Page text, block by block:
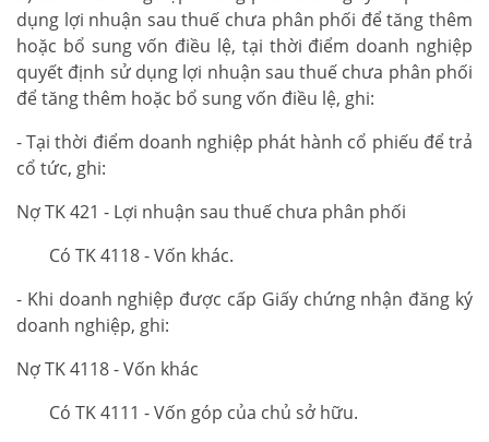
dụng lợi nhuận sau thuế chưa phân phối để tăng thêm
hoặc bổ sung vốn điều lệ, tại thời điểm doanh nghiệp
quyết định sử dụng lợi nhuận sau thuế chưa phân phối
để tăng thêm hoặc bổ sung vốn điều lệ, ghi:
- Tại thời điểm doanh nghiệp phát hành cổ phiếu để trả
cổ tức, ghi:
Nợ TK 421 - Lợi nhuận sau thuế chưa phân phối
Có TK 4118 - Vốn khác.
- Khi doanh nghiệp được cấp Giấy chứng nhận đăng ký
doanh nghiệp, ghi:
Nợ TK 4118 - Vốn khác
Có TK 4111 - Vốn góp của chủ sở hữu.